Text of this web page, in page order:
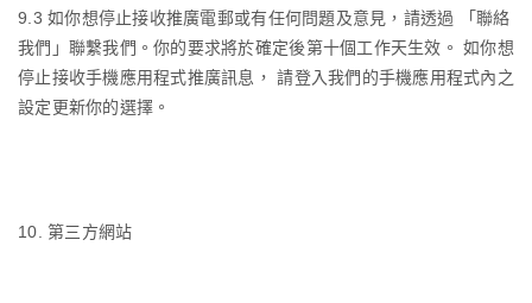
9.3如你想停止接收推廣電郵或有任何問題及意見，請透過 「聯絡
我們」聯繫我們。你的要求將於確定後第十個工作天生效。 如你想
停止接收手機應用程式推廣訊息， 請登入我們的手機應用程式內之
設定更新你的選擇。
10. 第三方網站